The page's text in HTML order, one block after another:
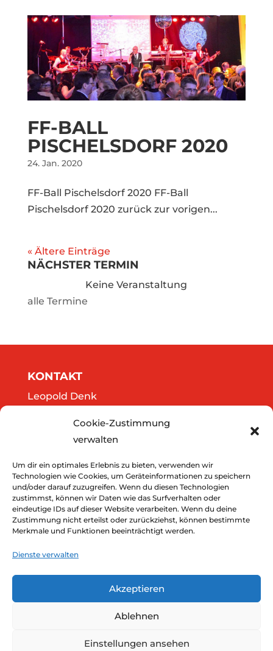
Cookie-Zustimmung
verwalten
Um dir ein optimales Erlebnis zu bieten, verwenden wir
Technologien wie Cookies, um Geräteinformationen zu speichern
und/oder darauf zuzugreifen. Wenn du diesen Technologien
zustimmst, können wir Daten wie das Surfverhalten oder
eindeutige IDs auf dieser Website verarbeiten. Wenn du deine
Zustimmung nicht erteilst oder zurückziehst, können bestimmte
Merkmale und Funktionen beeinträchtigt werden.
Dienste verwalten
Akzeptieren
Ablehnen
Einstellungen ansehen
FF-BALL
PISCHELSDORF 2020
24. Jan. 2020
FF-Ball Pischelsdorf 2020 FF-Ball
Pischelsdorf 2020 zurück zur vorigen...
« Ältere Einträge
NÄCHSTER TERMIN
Keine Veranstaltung
alle Termine
KONTAKT
Leopold Denk
A-3500 Krems
Tel.: 0664/2020141
office@thedreamers.at
Downloads
Impressum